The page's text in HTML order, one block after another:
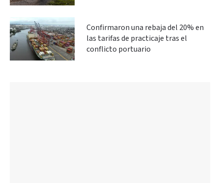
Confirmaron una rebaja del 20% en
las tarifas de practicaje tras el
conflicto portuario